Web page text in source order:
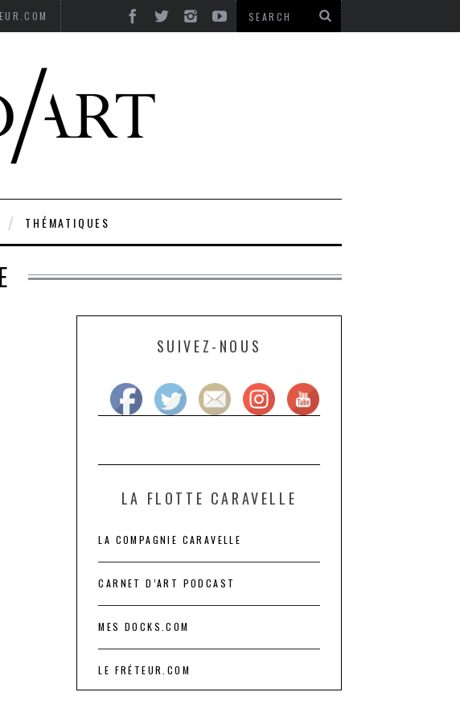
THÉMATIQUES
SUIVEZ-NOUS
LA FLOTTE CARAVELLE
LA COMPAGNIE CARAVELLE
CARNET D’ART PODCAST
MES DOCKS.COM
LE FRÉTEUR.COM